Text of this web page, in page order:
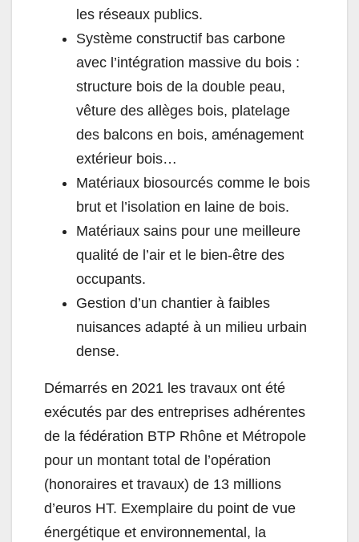
les réseaux publics.
Système constructif bas carbone
avec l’intégration massive du bois :
structure bois de la double peau,
vêture des allèges bois, platelage
des balcons en bois, aménagement
extérieur bois…
Matériaux biosourcés comme le bois
brut et l’isolation en laine de bois.
Matériaux sains pour une meilleure
qualité de l’air et le bien-être des
occupants.
Gestion d’un chantier à faibles
nuisances adapté à un milieu urbain
dense.
Démarrés en 2021 les travaux ont été
exécutés par des entreprises adhérentes
de la fédération BTP Rhône et Métropole
pour un montant total de l’opération
(honoraires et travaux) de 13 millions
d’euros HT. Exemplaire du point de vue
énergétique et environnemental, la